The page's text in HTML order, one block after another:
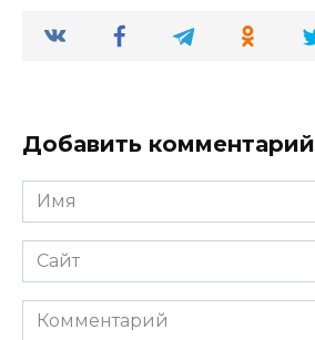
Добавить комментарий
Имя
*
Сайт
Комментарий